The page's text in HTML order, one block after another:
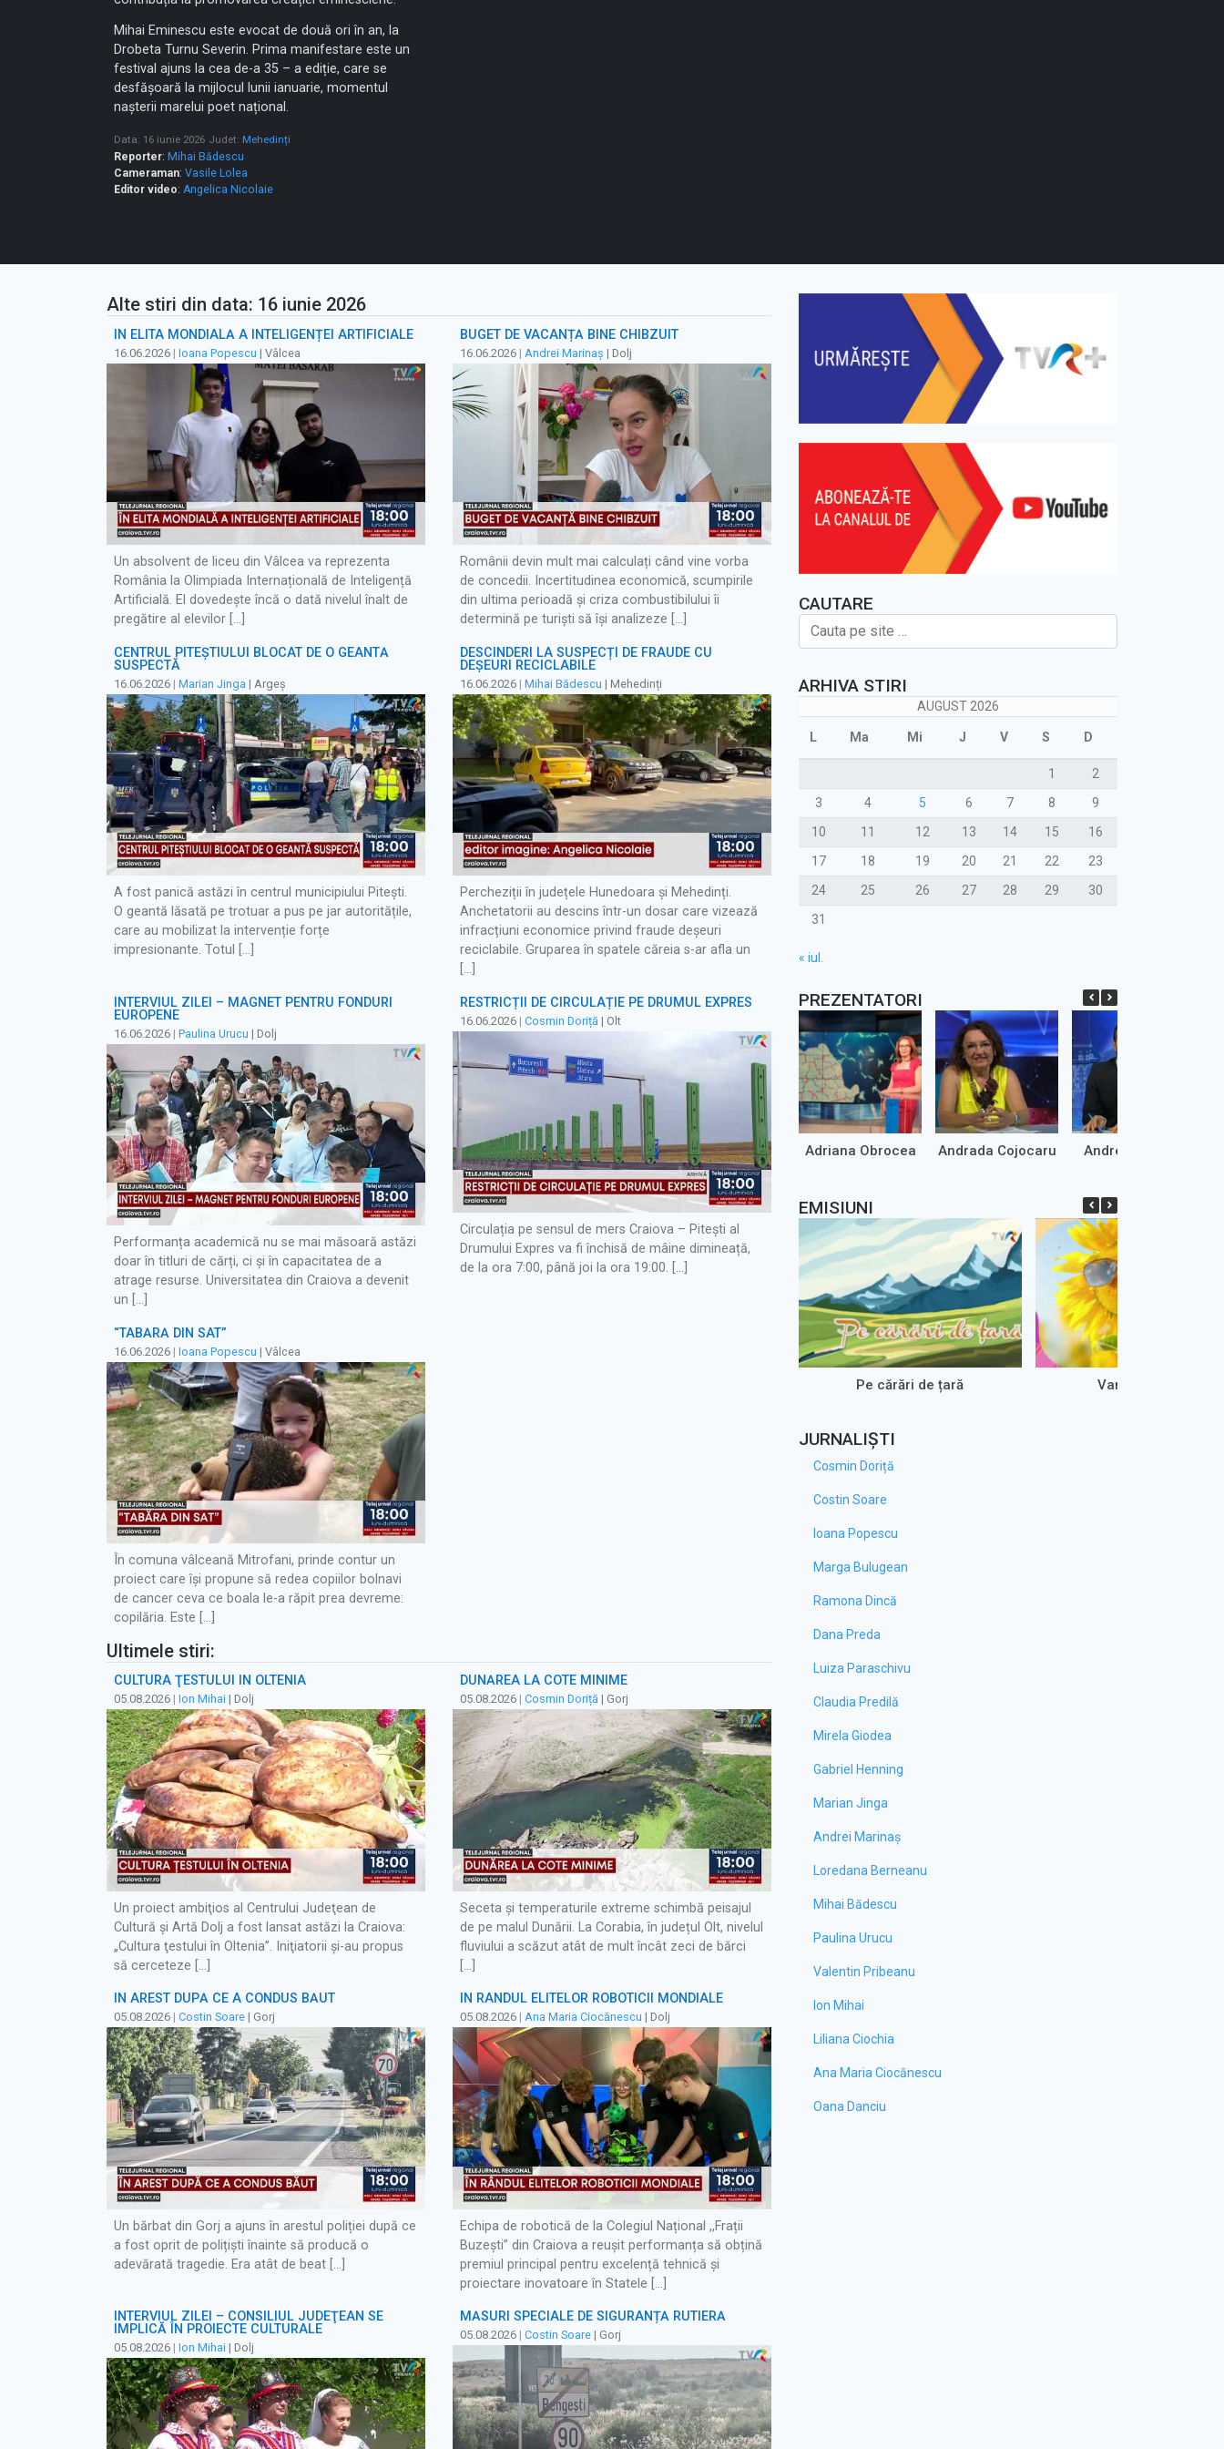
Mihai Eminescu este evocat de două ori în an, la
Drobeta Turnu Severin. Prima manifestare este un
festival ajuns la cea de-a 35 – a ediție, care se
desfășoară la mijlocul lunii ianuarie, momentul
nașterii marelui poet național.
Data: 16 iunie 2026 Judet: Mehedinți
Reporter: Mihai Bădescu
Cameraman: Vasile Lolea
Editor video: Angelica Nicolaie
Alte stiri din data: 16 iunie 2026
ÎN ELITA MONDIALĂ A INTELIGENȚEI ARTIFICIALE
16.06.2026 | Ioana Popescu | Vâlcea
Un absolvent de liceu din Vâlcea va reprezenta
România la Olimpiada Internațională de Inteligență
Artificială. El dovedește încă o dată nivelul înalt de
pregătire al elevilor […]
BUGET DE VACANȚĂ BINE CHIBZUIT
16.06.2026 | Andrei Marinaș | Dolj
Românii devin mult mai calculați când vine vorba
de concedii. Incertitudinea economică, scumpirile
din ultima perioadă și criza combustibilului îi
determină pe turiști să își analizeze […]
CENTRUL PITEȘTIULUI BLOCAT DE O GEANTĂ
SUSPECTĂ
16.06.2026 | Marian Jinga | Argeș
A fost panică astăzi în centrul municipiului Pitești.
O geantă lăsată pe trotuar a pus pe jar autoritățile,
care au mobilizat la intervenție forțe
impresionante. Totul […]
DESCINDERI LA SUSPECȚI DE FRAUDE CU
DEȘEURI RECICLABILE
16.06.2026 | Mihai Bădescu | Mehedinți
Percheziții în județele Hunedoara și Mehedinți.
Anchetatorii au descins într-un dosar care vizează
infracțiuni economice privind fraude deșeuri
reciclabile. Gruparea în spatele căreia s-ar afla un
[…]
INTERVIUL ZILEI – MAGNET PENTRU FONDURI
EUROPENE
16.06.2026 | Paulina Urucu | Dolj
Performanța academică nu se mai măsoară astăzi
doar în titluri de cărți, ci și în capacitatea de a
atrage resurse. Universitatea din Craiova a devenit
un […]
RESTRICȚII DE CIRCULAȚIE PE DRUMUL EXPRES
16.06.2026 | Cosmin Doriță | Olt
Circulația pe sensul de mers Craiova – Pitești al
Drumului Expres va fi închisă de mâine dimineață,
de la ora 7:00, până joi la ora 19:00. […]
“TABĂRĂ DIN SAT”
16.06.2026 | Ioana Popescu | Vâlcea
În comuna vâlceană Mitrofani, prinde contur un
proiect care își propune să redea copiilor bolnavi
de cancer ceva ce boala le-a răpit prea devreme:
copilăria. Este […]
Ultimele stiri:
CULTURA ŢESTULUI ÎN OLTENIA
05.08.2026 | Ion Mihai | Dolj
Un proiect ambiţios al Centrului Judeţean de
Cultură şi Artă Dolj a fost lansat astăzi la Craiova:
„Cultura ţestului în Oltenia”. Iniţiatorii şi-au propus
să cerceteze […]
DUNĂREA LA COTE MINIME
05.08.2026 | Cosmin Doriță | Gorj
Seceta și temperaturile extreme schimbă peisajul
de pe malul Dunării. La Corabia, în județul Olt, nivelul
fluviului a scăzut atât de mult încât zeci de bărci
[…]
ÎN AREST DUPĂ CE A CONDUS BĂUT
05.08.2026 | Costin Soare | Gorj
Un bărbat din Gorj a ajuns în arestul poliției după ce
a fost oprit de polițiști înainte să producă o
adevărată tragedie. Era atât de beat […]
ÎN RÂNDUL ELITELOR ROBOTICII MONDIALE
05.08.2026 | Ana Maria Ciocănescu | Dolj
Echipa de robotică de la Colegiul Național ,,Frații
Buzești” din Craiova a reușit performanța să obțină
premiul principal pentru excelență tehnică și
proiectare inovatoare în Statele […]
INTERVIUL ZILEI – CONSILIUL JUDEŢEAN SE
IMPLICĂ ÎN PROIECTE CULTURALE
05.08.2026 | Ion Mihai | Dolj
MĂSURI SPECIALE DE SIGURANȚĂ RUTIERĂ
05.08.2026 | Costin Soare | Gorj
CAUTARE
ARHIVA STIRI
AUGUST 2026
L Ma Mi J V S D
1
2
3
4 5 6 7 8
9
10
11 12 13 14 15
16
17
18 19 20 21 22
23
24
25 26 27 28 29
30
31
« iul.
PREZENTATORI
Adriana Obrocea Andrada Cojocaru Andrei Marinaș
EMISIUNI
Pe cărări de țară Vara pentru voi
JURNALIȘTI
Cosmin Doriță
Costin Soare
Ioana Popescu
Marga Bulugean
Ramona Dincă
Dana Preda
Luiza Paraschivu
Claudia Predilă
Mirela Giodea
Gabriel Henning
Marian Jinga
Andrei Marinaș
Loredana Berneanu
Mihai Bădescu
Paulina Urucu
Valentin Pribeanu
Ion Mihai
Liliana Ciochia
Ana Maria Ciocănescu
Oana Danciu